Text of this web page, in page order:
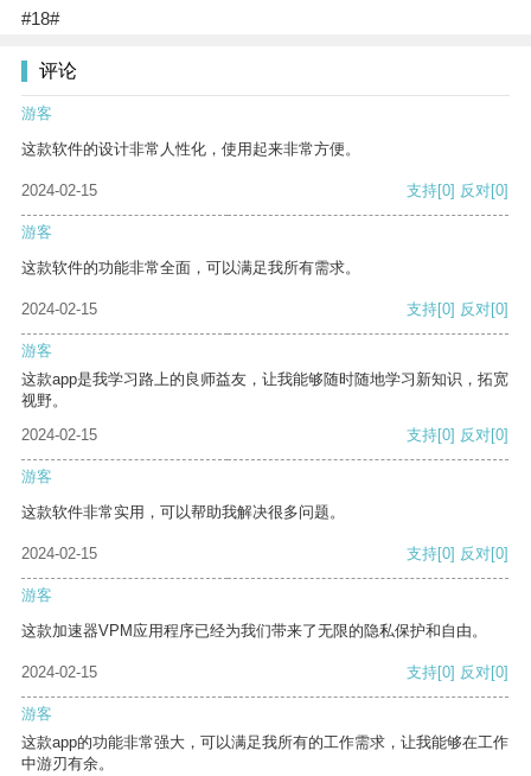
#18#
评论
游客
这款软件的设计非常人性化，使用起来非常方便。
2024-02-15 支持[0] 反对[0]
游客
这款软件的功能非常全面，可以满足我所有需求。
2024-02-15 支持[0] 反对[0]
游客
这款app是我学习路上的良师益友，让我能够随时随地学习新知识，拓宽
视野。
2024-02-15
支持[0] 反对[0]
游客
这款软件非常实用，可以帮助我解决很多问题。
2024-02-15 支持[0] 反对[0]
游客
这款加速器VPM应用程序已经为我们带来了无限的隐私保护和自由。
2024-02-15 支持[0] 反对[0]
游客
这款app的功能非常强大，可以满足我所有的工作需求，让我能够在工作
中游刃有余。